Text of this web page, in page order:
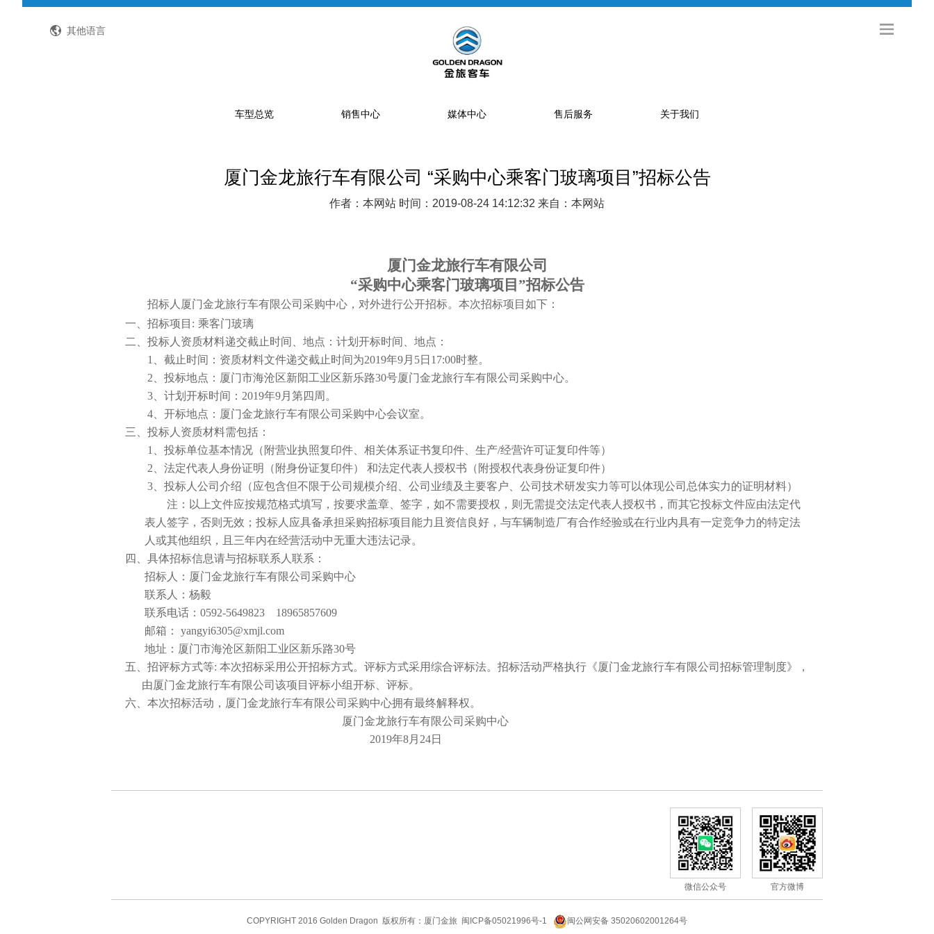
其他语言
车型总览 销售中心 媒体中心 售后服务 关于我们
公路客车 提车流程
销售网点
新闻资讯 售后网点
特约服务站
省级配件专卖商
配件特许销售商
公司简介
厦门金龙旅行车有限公司 “采购中心乘客门玻璃项目”招标公告
作者：本网站 时间：2019-08-24 14:12:32 来自：本网站
厦门金龙旅行车有限公司
“采购中心乘客门玻璃项目”招标公告
招标人厦门金龙旅行车有限公司采购中心，对外进行公开招标。本次招标项目如下：
一、招标项目 : 乘客门玻璃
二、投标人资质材料递交截止时间、地点：计划开标时间、地点：
1
、截止时间：资质材料文件递交截止时间为2019年9月 5日 17:00时整。
2 、投标地点：厦门市海沧区新阳工业区新乐路30号厦门金龙旅行车有限公司采购中心。
3 、计划开标时间： 2019年9月第四周。
4 、开标地点：厦门金龙旅行车有限公司采购中心会议室。
三、投标人资质材料需包括：
1
、投标单位基本情况（附营业执照复印件、相关体系证书复印件、生产/经营许可证复印件等）
2 、法定代表人身份证明（附身份证复印件） 和法定代表人授权书（附授权代表身份证复印件）
3、投标人公司介绍（应包含但不限于公司规模介绍、公司业绩及主要客户、公司技术研发实力等可以体现公司总体实力的证明材料）
注：以上文件应按规范格式填写，按要求盖章、签字，如不需要授权，则无需提交法定代表人授权书，而其它投标文件应由法定代
表人签字，否则无效；投标人应具备承担采购招标项目能力且资信良好，与车辆制造厂有合作经验或在行业内具有一定竞争力的特定法
人或其他组织，且三年内在经营活动中无重大违法记录。
四、具体招标信息请与招标联系人联系：
招标人：厦门金龙旅行车有限公司采购中心
联系人：杨毅
联系电话： 0592-5649823 18965857609
邮箱： yangyi6305@xmjl.com
地址：厦门市海沧区新阳工业区新乐路30号
五、招评标方式等: 本次招标采用公开招标方式。评标方式采用综合评标法。招标活动严格执行《厦门金龙旅行车有限公司招标管理制度》，
由厦门金龙旅行车有限公司该项目评标小组开标、评标。
六、本次招标活动，厦门金龙旅行车有限公司采购中心拥有最终解释权。
厦门金龙旅行车有限公司采购中心
2019年8月 24日
微信公众号 官方微博
COPYRIGHT 2016 Golden Dragon 版权所有：厦门金旅 闽ICP备05021996号-1 闽公网安备 35020602001264号